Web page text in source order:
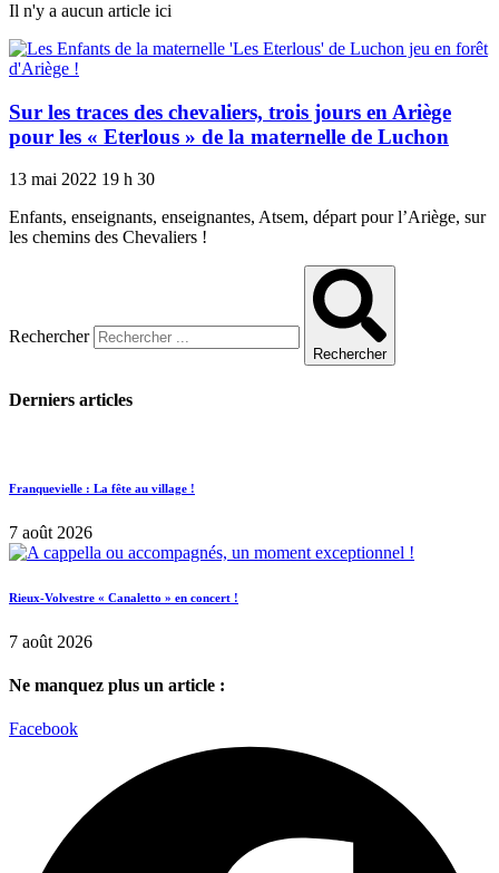
Il n'y a aucun article ici
Sur les traces des chevaliers, trois jours en Ariège
pour les « Eterlous » de la maternelle de Luchon
13 mai 2022 19 h 30
Enfants, enseignants, enseignantes, Atsem, départ pour l’Ariège, sur
les chemins des Chevaliers !
Rechercher
Rechercher
Derniers articles
Franquevielle : La fête au village !
7 août 2026
Rieux-Volvestre « Canaletto » en concert !
7 août 2026
Ne manquez plus un article :
Facebook